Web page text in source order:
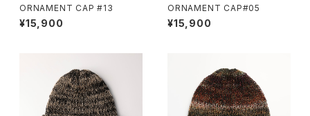
ORNAMENT CAP #13
¥15,900
ORNAMENT CAP#05
¥15,900